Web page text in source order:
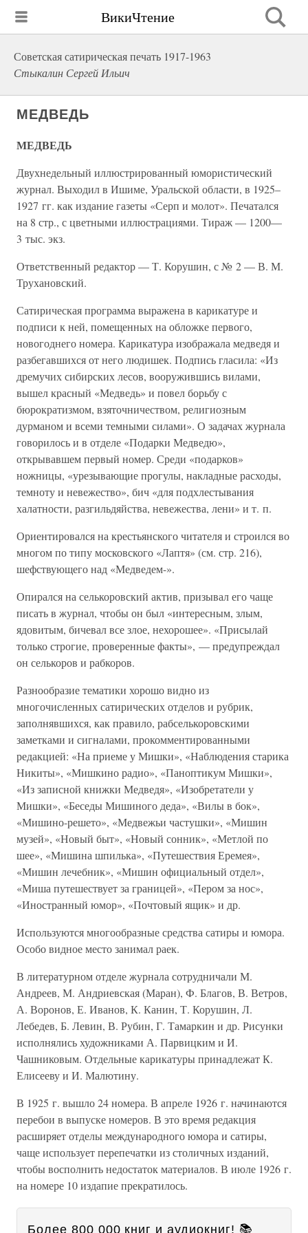
ВикиЧтение
Советская сатирическая печать 1917-1963
Стыкалин Сергей Ильич
МЕДВЕДЬ
МЕДВЕДЬ
Двухнедельный иллюстрированный юмористический
журнал. Выходил в Ишиме, Уральской области, в 1925–
1927 гг. как издание газеты «Серп и молот». Печатался
на 8 стр., с цветными иллюстрациями. Тираж — 1200—
3 тыс. экз.
Ответственный редактор — Т. Корушин, с № 2 — В. М.
Трухановский.
Сатирическая программа выражена в карикатуре и
подписи к ней, помещенных на обложке первого,
новогоднего номера. Карикатура изображала медведя и
разбегавшихся от него людишек. Подпись гласила: «Из
дремучих сибирских лесов, вооружившись вилами,
вышел красный «Медведь» и повел борьбу с
бюрократизмом, взяточничеством, религиозным
дурманом и всеми темными силами». О задачах журнала
говорилось и в отделе «Подарки Медведю»,
открывавшем первый номер. Среди «подарков»
ножницы, «урезывающие прогулы, накладные расходы,
темноту и невежество», бич «для подхлестывания
халатности, разгильдяйства, невежества, лени» и т. п.
Ориентировался на крестьянского читателя и строился во
многом по типу московского «Лаптя» (см. стр. 216),
шефствующего над «Медведем-».
Опирался на селькоровский актив, призывал его чаще
писать в журнал, чтобы он был «интересным, злым,
ядовитым, бичевал все злое, нехорошее». «Присылай
только строгие, проверенные факты», — предупреждал
он селькоров и рабкоров.
Разнообразие тематики хорошо видно из
многочисленных сатирических отделов и рубрик,
заполнявшихся, как правило, рабселькоровскими
заметками и сигналами, прокомментированными
редакцией: «На приеме у Мишки», «Наблюдения старика
Никиты», «Мишкино радио», «Паноптикум Мишки»,
«Из записной книжки Медведя», «Изобретатели у
Мишки», «Беседы Мишиного деда», «Вилы в бок»,
«Мишино-решето», «Медвежьи частушки», «Мишин
музей», «Новый быт», «Новый сонник», «Метлой по
шее», «Мишина шпилька», «Путешествия Еремея»,
«Мишин лечебник», «Мишин официальный отдел»,
«Миша путешествует за границей», «Пером за нос»,
«Иностранный юмор», «Почтовый ящик» и др.
Используются многообразные средства сатиры и юмора.
Особо видное место занимал раек.
В литературном отделе журнала сотрудничали М.
Андреев, М. Андриевская (Маран), Ф. Благов, В. Ветров,
А. Воронов, Е. Иванов, К. Канин, Т. Корушин, Л.
Лебедев, Б. Левин, В. Рубин, Г. Тамаркин и др. Рисунки
исполнялись художниками А. Парвицким и И.
Чашниковым. Отдельные карикатуры принадлежат К.
Елисееву и И. Малютину.
В 1925 г. вышло 24 номера. В апреле 1926 г. начинаются
перебои в выпуске номеров. В это время редакция
расширяет отделы международного юмора и сатиры,
чаще использует перепечатки из столичных изданий,
чтобы восполнить недостаток материалов. В июле 1926 г.
на номере 10 издапие прекратилось.
Более 800 000 книг и аудиокниг! 📚